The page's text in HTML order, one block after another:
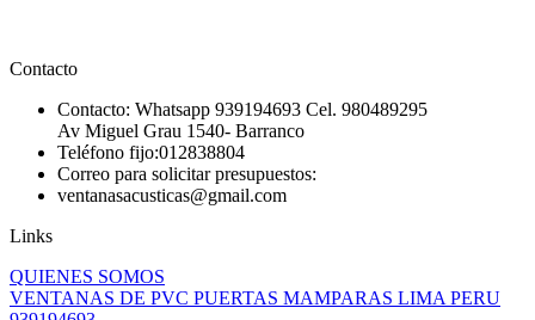
Contacto
Contacto: Whatsapp 939194693 Cel. 980489295
Av Miguel Grau 1540- Barranco
Teléfono fijo:012838804
Correo para solicitar presupuestos:
ventanasacusticas@gmail.com
Links
QUIENES SOMOS
VENTANAS DE PVC PUERTAS MAMPARAS LIMA PERU